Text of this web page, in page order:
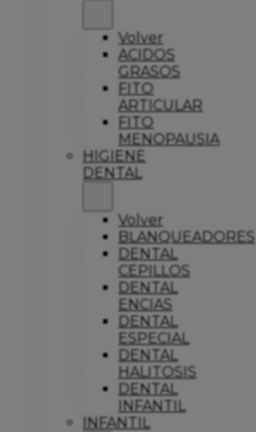
Volver
ACIDOS
GRASOS
FITO
ARTICULAR
FITO
MENOPAUSIA
HIGIENE
DENTAL
Volver
BLANQUEADORES
DENTAL
CEPILLOS
DENTAL
ENCIAS
DENTAL
ESPECIAL
DENTAL
HALITOSIS
DENTAL
INFANTIL
INFANTIL